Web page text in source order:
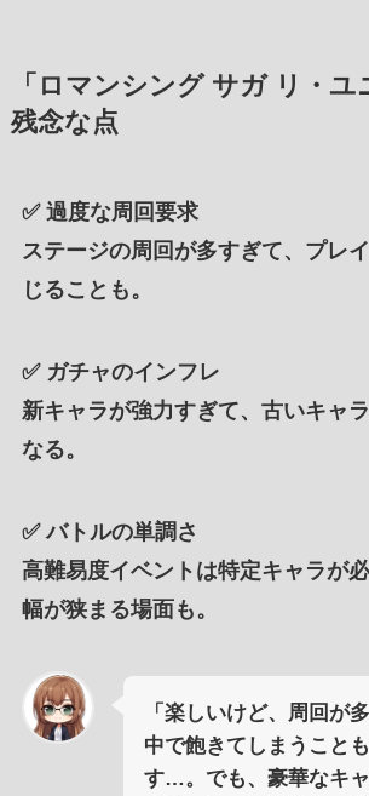
「ロマンシング サガ リ・ユ
残念な点
✅ 過度な周回要求
ステージの周回が多すぎて、プレ
じることも。
✅ ガチャのインフレ
新キャラが強力すぎて、古いキャ
なる。
✅バトルの単調さ
高難易度イベントは特定キャラが
幅が狭まる場面も。
「楽しいけど、周回が
中で飽きてしまうこと
す…。でも、豪華なキ